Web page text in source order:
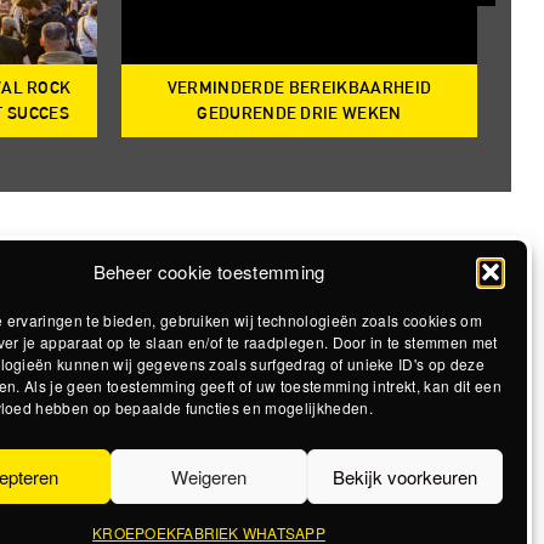
Beheer cookie toestemming
ervaringen te bieden, gebruiken wij technologieën zoals cookies om
je apparaat op te slaan en/of te raadplegen. Door in te stemmen met
kunnen wij gegevens zoals surfgedrag of unieke ID's op deze
Als je geen toestemming geeft of uw toestemming intrekt, kan dit een
hebben op bepaalde functies en mogelijkheden.
Weigeren Bekijk voorkeuren
KROEPOEKFABRIEK WHATSAPP
ROCK
SUCCES
VERMINDERDE BEREIKBAARHEID
GEDURENDE DRIE WEKEN